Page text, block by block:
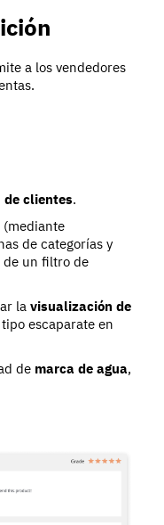
a los vendedores
de clientes.
(mediante
de categorías y
de un filtro de
la visualización de
escaparate en
de marca de agua,